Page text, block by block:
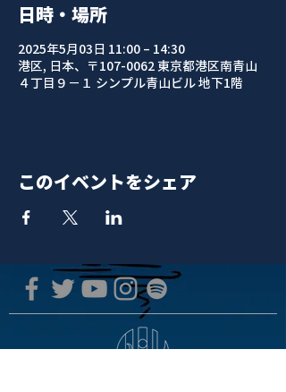
日時・場所
2025年5月03日 11:00 – 14:30
港区, 日本、〒107-0062 東京都港区南青山
４丁目９−１ シンプル青山ビル 地下1階
このイベントをシェア